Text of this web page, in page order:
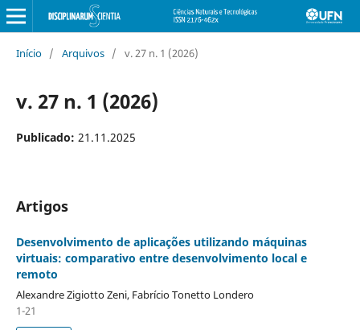
Início / Arquivos / v. 27 n. 1 (2026)
v. 27 n. 1 (2026)
Publicado: 21.11.2025
Artigos
Desenvolvimento de aplicações utilizando máquinas
virtuais: comparativo entre desenvolvimento local e
remoto
Alexandre Zigiotto Zeni, Fabrício Tonetto Londero
1-21